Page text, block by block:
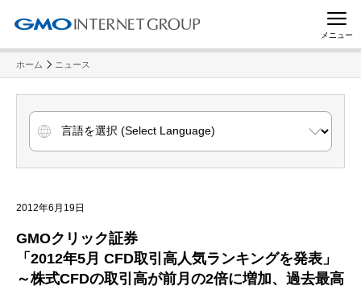
メニュー
ホーム ニュース
2012年6月19日
GMOクリック証券
「2012年5月 CFD取引高人気ランキングを発表」
～株式CFDの取引高が前月の2倍に増加、過去最高